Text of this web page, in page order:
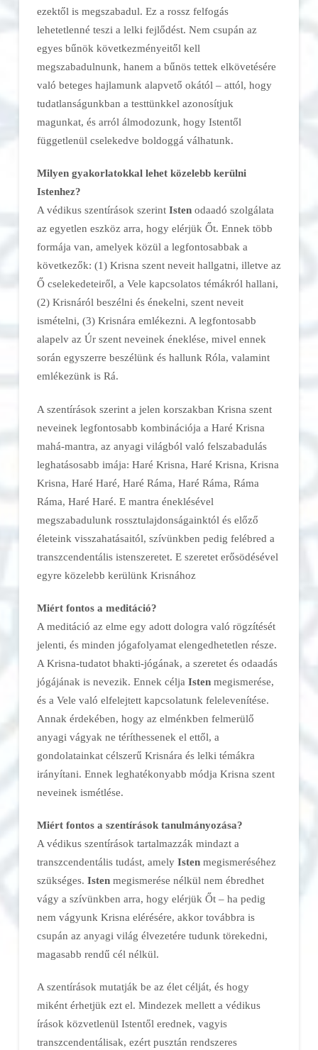
ezektől is megszabadul. Ez a rossz felfogás
lehetetlenné teszi a lelki fejlődést. Nem csupán az
egyes bűnök következményeitől kell
megszabadulnunk, hanem a bűnös tettek elkövetésére
való beteges hajlamunk alapvető okától – attól, hogy
tudatlanságunkban a testtünkkel azonosítjuk
magunkat, és arról álmodozunk, hogy Istentől
függetlenül cselekedve boldoggá válhatunk.
Milyen gyakorlatokkal lehet közelebb kerülni
Istenhez?
A védikus szentírások szerint Istenodaadó szolgálata
az egyetlen eszköz arra, hogy elérjük Őt. Ennek több
formája van, amelyek közül a legfontosabbak a
következők: (1) Krisna szent neveit hallgatni, illetve az
Ő cselekedeteiről, a Vele kapcsolatos témákról hallani,
(2) Krisnáról beszélni és énekelni, szent neveit
ismételni, (3) Krisnára emlékezni. A legfontosabb
alapelv az Úr szent neveinek éneklése, mivel ennek
során egyszerre beszélünk és hallunk Róla, valamint
emlékezünk is Rá.
A szentírások szerint a jelen korszakban Krisna szent
neveinek legfontosabb kombinációja a Haré Krisna
mahá-mantra, az anyagi világból való felszabadulás
leghatásosabb imája: Haré Krisna, Haré Krisna, Krisna
Krisna, Haré Haré, Haré Ráma, Haré Ráma, Ráma
Ráma, Haré Haré. E mantra éneklésével
megszabadulunk rossztulajdonságainktól és előző
életeink visszahatásaitól, szívünkben pedig felébred a
transzcendentális istenszeretet. E szeretet erősödésével
egyre közelebb kerülünk Krisnához
Miért fontos a meditáció?
A meditáció az elme egy adott dologra való rögzítését
jelenti, és minden jógafolyamat elengedhetetlen része.
A Krisna-tudatot bhakti-jógának, a szeretet és odaadás
jógájának is nevezik. Ennek célja Istenmegismerése,
és a Vele való elfelejtett kapcsolatunk felelevenítése.
Annak érdekében, hogy az elménkben felmerülő
anyagi vágyak ne téríthessenek el ettől, a
gondolatainkat célszerű Krisnára és lelki témákra
irányítani. Ennek leghatékonyabb módja Krisna szent
neveinek ismétlése.
Miért fontos a szentírások tanulmányozása?
A védikus szentírások tartalmazzák mindazt a
transzcendentális tudást, amely Istenmegismeréséhez
szükséges. Istenmegismerése nélkül nem ébredhet
vágy a szívünkben arra, hogy elérjük Őt – ha pedig
nem vágyunk Krisna elérésére, akkor továbbra is
csupán az anyagi világ élvezetére tudunk törekedni,
magasabb rendű cél nélkül.
A szentírások mutatják be az élet célját, és hogy
miként érhetjük ezt el. Mindezek mellett a védikus
írások közvetlenül Istentől erednek, vagyis
transzcendentálisak, ezért pusztán rendszeres